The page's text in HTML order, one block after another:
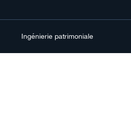
Ingénierie patrimoniale